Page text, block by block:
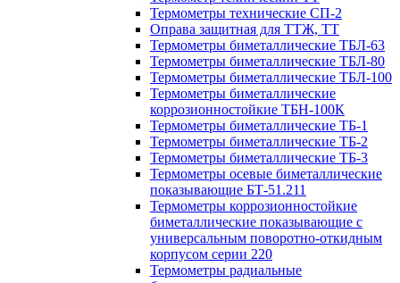
Термометры технические СП-2
Оправа защитная для ТТЖ, ТТ
Термометры биметаллические ТБЛ-63
Термометры биметаллические ТБЛ-80
Термометры биметаллические ТБЛ-100
Термометры биметаллические
коррозионностойкие ТБН-100К
Термометры биметаллические ТБ-1
Термометры биметаллические ТБ-2
Термометры биметаллические ТБ-3
Термометры осевые биметаллические
показывающие БТ-51.211
Термометры коррозионностойкие
биметаллические показывающие с
универсальным поворотно-откидным
корпусом серии 220
Термометры радиальные